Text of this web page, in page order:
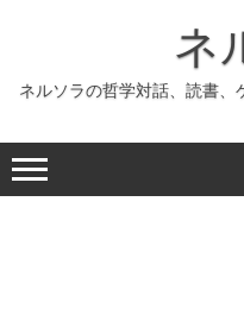
ッ
プ
ネ
ネルソラの哲学対話、読書、